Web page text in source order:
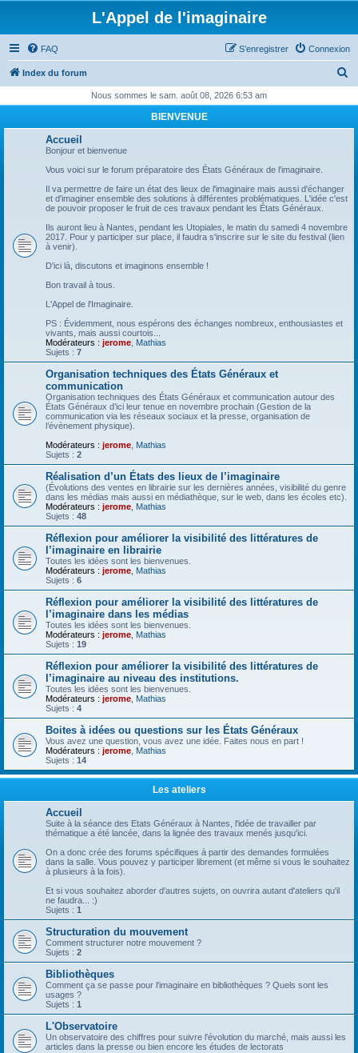
L'Appel de l'imaginaire
FAQ Connexion
S’enregistrer
Index du forum
h
Nous sommes le sam. août 08, 2026 6:53 am
BIENVENUE
Accueil
Bonjour et bienvenue
Vous voici sur le forum préparatoire des États Généraux de l'imaginaire.
Il va permettre de faire un état des lieux de l'imaginaire mais aussi d'échanger
et d'imaginer ensemble des solutions à différentes problématiques. L'idée c'est
de pouvoir proposer le fruit de ces travaux pendant les États Généraux.
Ils auront lieu à Nantes, pendant les Utopiales, le matin du samedi 4 novembre
2017. Pour y participer sur place, il faudra s'inscrire sur le site du festival (lien
à venir).
D'ici là, discutons et imaginons ensemble !
Bon travail à tous.
L'Appel de l'Imaginaire.
PS : Évidemment, nous espérons des échanges nombreux, enthousiastes et
vivants, mais aussi courtois...
Modérateurs : jerome Mathias
Sujets : 7
Organisation techniques des États Généraux et
communication
Organisation techniques des États Généraux et communication autour des
États Généraux d’ici leur tenue en novembre prochain (Gestion de la
communication via les réseaux sociaux et la presse, organisation de
l’évènement physique).
Modérateurs : jerome Mathias
Sujets : 2
Réalisation d’un États des lieux de l’imaginaire
(Évolutions des ventes en librairie sur les dernières années, visibilité du genre
dans les médias mais aussi en médiathèque, sur le web, dans les écoles etc).
Modérateurs : jerome Mathias
Sujets : 48
Réflexion pour améliorer la visibilité des littératures de
l’imaginaire en librairie
Toutes les idées sont les bienvenues.
Modérateurs : jerome Mathias
Sujets : 6
Réflexion pour améliorer la visibilité des littératures de
l’imaginaire dans les médias
Toutes les idées sont les bienvenues.
Modérateurs : jerome Mathias
Sujets : 19
Réflexion pour améliorer la visibilité des littératures de
l’imaginaire au niveau des institutions.
Toutes les idées sont les bienvenues.
Modérateurs : jerome Mathias
Sujets : 4
Boites à idées ou questions sur les États Généraux
Vous avez une question, vous avez une idée. Faites nous en part !
Modérateurs : jerome Mathias
Sujets : 14
Les ateliers
Accueil
Suite à la séance des Etats Généraux à Nantes, l'idée de travailler par
thématique a été lancée, dans la lignée des travaux menés jusqu'ici.
On a donc crée des forums spécifiques à partir des demandes formulées
dans la salle. Vous pouvez y participer librement (et même si vous le souhaitez
à plusieurs à la fois).
Et si vous souhaitez aborder d'autres sujets, on ouvrira autant d'ateliers qu'il
ne faudra... :)
Sujets : 1
Structuration du mouvement
Comment structurer notre mouvement ?
Sujets : 2
Bibliothèques
Comment ça se passe pour l'imaginaire en bibliothèques ? Quels sont les
usages ?
Sujets : 1
L'Observatoire
Un observatoire des chiffres pour suivre l'évolution du marché, mais aussi les
articles dans la presse ou bien encore les études de lectorats